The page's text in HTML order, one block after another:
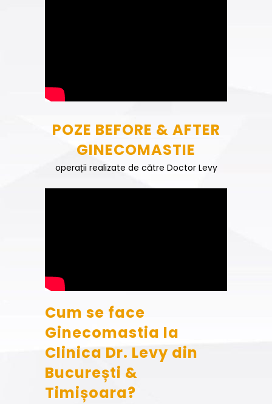
POZE BEFORE & AFTER
GINECOMASTIE
operații realizate de către Doctor Levy
Cum se face
Ginecomastia la
Clinica Dr. Levy din
București &
Timișoara?